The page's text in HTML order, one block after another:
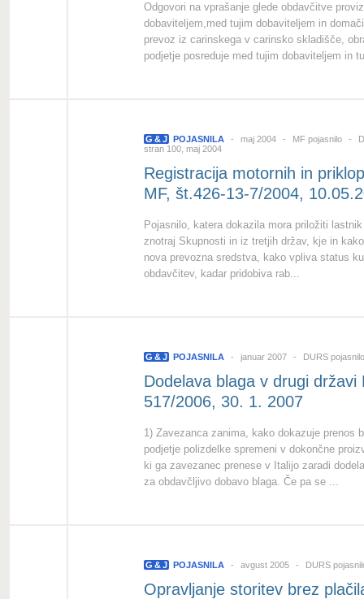
Odgovori na vprašanje glede obdavčitve
dobaviteljem,med tujim dobaviteljem in
prevoz iz carinskega v carinsko skladišče,
podjetje posreduje med tujim dobaviteljem in
G &J POJASNILA maj 2004 MF pojasnilo
stran 100, maj 2004
Registracija motornih in
MF, št.426-13-7/2004,
Pojasnilo, katera dokazila mora priložiti
znotraj Skupnosti in iz tretjih držav, kje in
nova prevozna sredstva, kako vpliva status
obdavčitev, kadar pridobiva rab...
G &J POJASNILA januar 2007 DURS
Dodelava blaga v drugi
517/2006, 30. 1. 2007
1) Zavezanca zanima, kako dokazuje prenos
podjetje polizdelke spremeni v dokončne
ki ga zavezanec prenese v Italijo zaradi
za obdavčljivo dobavo blaga. Če pa se ...
G &J POJASNILA avgust 2005 DURS
Opravljanje storitev brez